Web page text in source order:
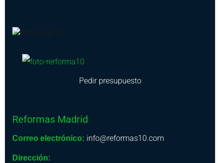
Pedir presupuesto
Reformas Madrid
Correo electrónico: info@reformas10.com
Dirección: